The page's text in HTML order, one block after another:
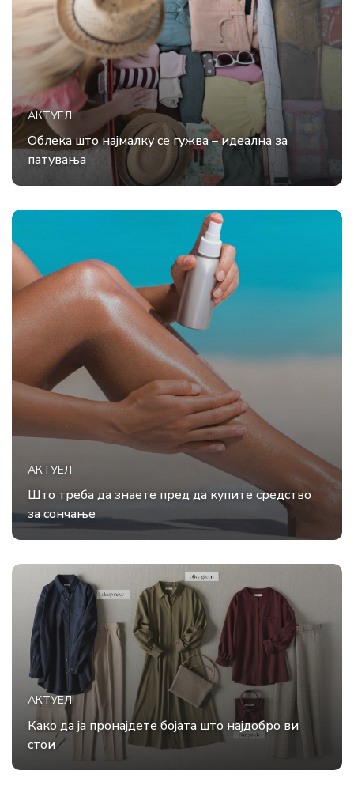
АКТУЕЛ
Облека што најмалку се гужва – идеална за
патувања
АКТУЕЛ
Што треба да знаете пред да купите средство
за сончање
АКТУЕЛ
Како да ја пронајдете бојата што најдобро ви
стои